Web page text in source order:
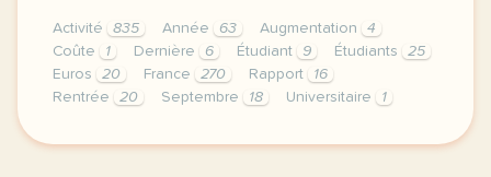
Activité 835 Année 63 Augmentation
4
Coûte
1 Dernière 6 Étudiant 9 Étudiants
25
Euros
20 France 270 Rapport
16
Rentrée
20 Septembre 18 Universitaire 1
exercice a1 france la rentree universitaire